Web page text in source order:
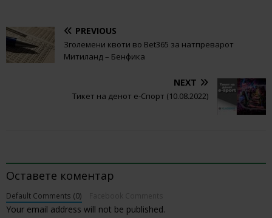
PREVIOUS
Зголемени квоти во Bet365 за натпреварот
Митиланд – Бенфика
NEXT
Тикет на денот е-Спорт (10.08.2022)
Оставете коментар
Default Comments (0)
Your email address will not be published.